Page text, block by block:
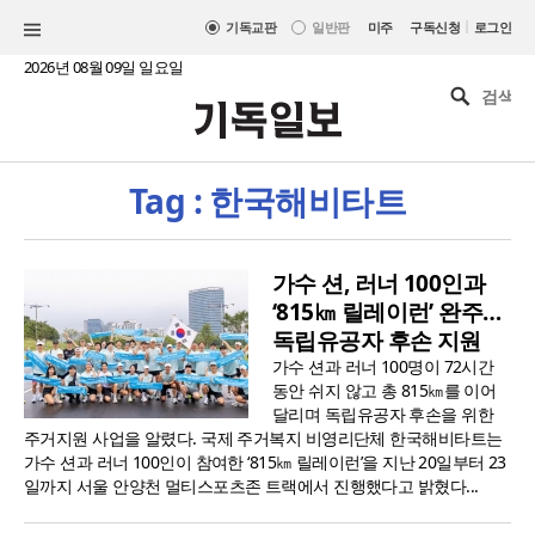
기독교판 일반판 미주 구독신청 | 로그인
2026년 08월 09일 일요일
Tag : 한국해비타트
가수 션, 러너 100인과
‘815㎞ 릴레이런’ 완주…
독립유공자 후손 지원
가수 션과 러너 100명이 72시간
동안 쉬지 않고 총 815㎞를 이어
달리며 독립유공자 후손을 위한
주거지원 사업을 알렸다. 국제 주거복지 비영리단체 한국해비타트는
가수 션과 러너 100인이 참여한 ‘815㎞ 릴레이런’을 지난 20일부터 23
일까지 서울 안양천 멀티스포츠존 트랙에서 진행했다고 밝혔다...